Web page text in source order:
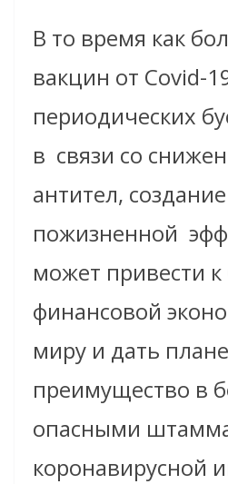
В то время как
вакцин от Covid-
периодических
в связи со
антител,
пожизненной
может привести
финансовой
миру и дать
преимущество в
опасными
коронавирусной